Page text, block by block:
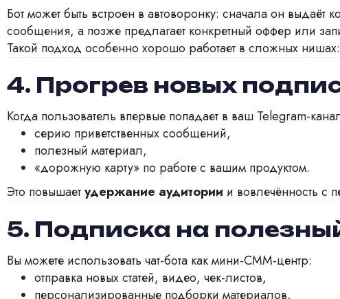
Бот может быть встроен в автоворонку: сначала он выдаёт
сообщения, а позже предлагает конкретный оффер или
Такой подход особенно хорошо работает в сложных
4. Прогрев новых
Когда пользователь впервые попадает в ваш Telegram-
серию приветственных сообщений,
полезный материал,
«дорожную карту» по работе с вашим продуктом.
Это повышаетудержание аудитории и вовлечённость с
5. Подписка на
Вы можете использовать чат-бота как мини-СММ-центр:
отправка новых статей, видео, чек-листов,
персонализированные подборки материалов,